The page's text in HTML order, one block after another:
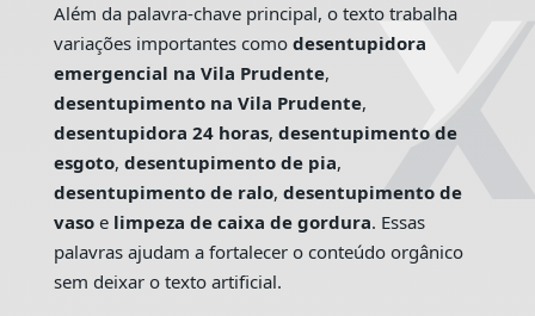
Além da palavra-chave principal, o texto trabalha
variações importantes como desentupidora
emergencial na Vila Prudente,
desentupimento na Vila Prudente,
desentupidora 24 horas, desentupimento de
esgoto, desentupimento de pia,
desentupimento de ralo, desentupimento de
vasoe limpeza de caixa de gordura. Essas
palavras ajudam a fortalecer o conteúdo orgânico
sem deixar o texto artificial.